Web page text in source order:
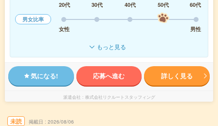
20代 30代 40代 50代
60代
男女比率
女性
男性
もっと見る
気になる! 応募へ進む 詳しく見る
派遣会社 株式会社リクルートスタッフィング
未読 掲載日 2026/08/06